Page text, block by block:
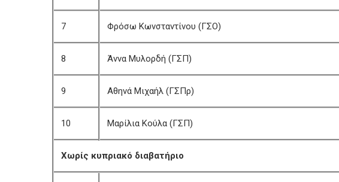
7 Φρόσω Κωνσταντίνου (ΓΣΟ)
8 Άννα Μυλορδή (ΓΣΠ)
9 Αθηνά Μιχαήλ (ΓΣΠρ)
10 Μαρίλια Κούλα (ΓΣΠ)
Χωρίς κυπριακό διαβατήριο